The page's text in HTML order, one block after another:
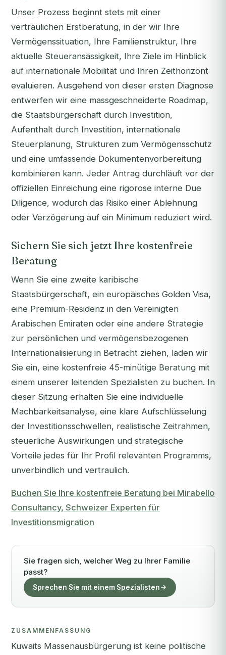
Unser Prozess beginnt stets mit einer
vertraulichen Erstberatung, in der wir Ihre
Vermögenssituation, Ihre Familienstruktur, Ihre
aktuelle Steueransässigkeit, Ihre Ziele im Hinblick
auf internationale Mobilität und Ihren Zeithorizont
evaluieren. Ausgehend von dieser ersten Diagnose
entwerfen wir eine massgeschneiderte Roadmap,
die Staatsbürgerschaft durch Investition,
Aufenthalt durch Investition, internationale
Steuerplanung, Strukturen zum Vermögensschutz
und eine umfassende Dokumentenvorbereitung
kombinieren kann. Jeder Antrag durchläuft vor der
offiziellen Einreichung eine rigorose interne Due
Diligence, wodurch das Risiko einer Ablehnung
oder Verzögerung auf ein Minimum reduziert wird.
Sichern Sie sich jetzt Ihre kostenfreie
Beratung
Wenn Sie eine zweite karibische
Staatsbürgerschaft, ein europäisches Golden Visa,
eine Premium-Residenz in den Vereinigten
Arabischen Emiraten oder eine andere Strategie
zur persönlichen und vermögensbezogenen
Internationalisierung in Betracht ziehen, laden wir
Sie ein, eine kostenfreie 45-minütige Beratung mit
einem unserer leitenden Spezialisten zu buchen. In
dieser Sitzung erhalten Sie eine individuelle
Machbarkeitsanalyse, eine klare Aufschlüsselung
der Investitionsschwellen, realistische Zeitrahmen,
steuerliche Auswirkungen und strategische
Vorteile jedes für Ihr Profil relevanten Programms,
unverbindlich und vertraulich.
Buchen Sie Ihre kostenfreie Beratung bei Mirabello
Consultancy, Schweizer Experten für
Investitionsmigration
Sie fragen sich, welcher Weg zu Ihrer Familie
passt?
Sprechen Sie mit einem Spezialisten
ZUSAMMENFASSUNG
Kuwaits Massenausbürgerung ist keine politische